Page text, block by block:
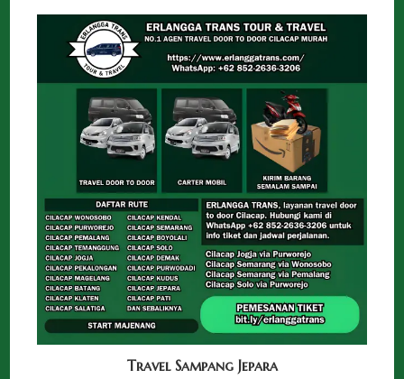
Travel Sampang Jepara